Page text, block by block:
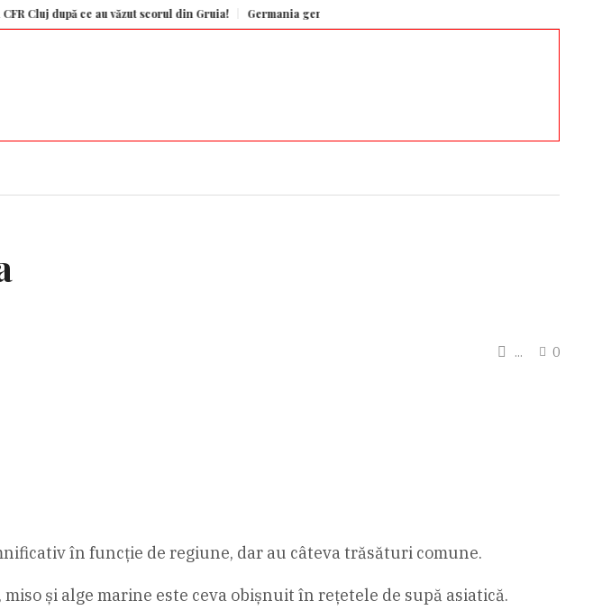
ce au văzut scorul din Gruia! Germania generează aproape un sfert din economia Uniunii Europene,
...
0
în funcție de regiune, dar au câteva trăsături comune.
miso și alge marine este ceva obișnuit în rețetele de supă asiatică.